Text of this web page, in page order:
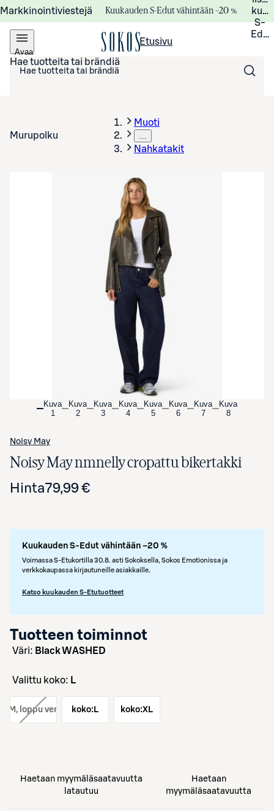
Markkinointiviestejä Kuukauden S-Edut vähintään –20 %
S-
Avaa
valikko
Etusivu
Hae tuotteita tai brändiä
Murupolku
Muoti
…
Nahkatakit
Avaa tuotekuva suurennettuna
Kuva
1
Kuva
2
Kuva
3
Kuva
4
Kuva
5
Kuva
6
Kuva
7
Kuva
8
Noisy May
Noisy May nmnelly cropattu bikertakki
Hinta79,99 €
Kuukauden S-Edut vähintään –20 %
Voimassa S-Etukortilla 30.8. asti Sokoksella, Sokos Emotionissa ja
verkkokaupassa kirjautuneille asiakkaille.
Katso kuukauden S-Etutuotteet
Tuotteen toiminnot
väri: Black WASHED
Valittu koko: L
M, loppu verkostakoko: L koko:XL
Haetaan myymäläsaatavuutta
latautuu
Haetaan
myymäläsaatavuutta